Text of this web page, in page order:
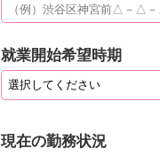
就業開始希望時期
現在の勤務状況